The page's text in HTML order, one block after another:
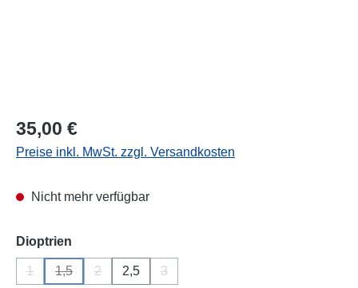
Regulärer Preis:
35,00 €
Preise inkl. MwSt. zzgl. Versandkosten
Nicht mehr verfügbar
Dioptrien
1
(Diese Option ist zurzeit nicht verfügbar.)
1,5
(Diese Option ist zurzeit nicht verfügbar.)
2
(Diese Option ist zurzeit nicht verfügbar.)
2,5 3